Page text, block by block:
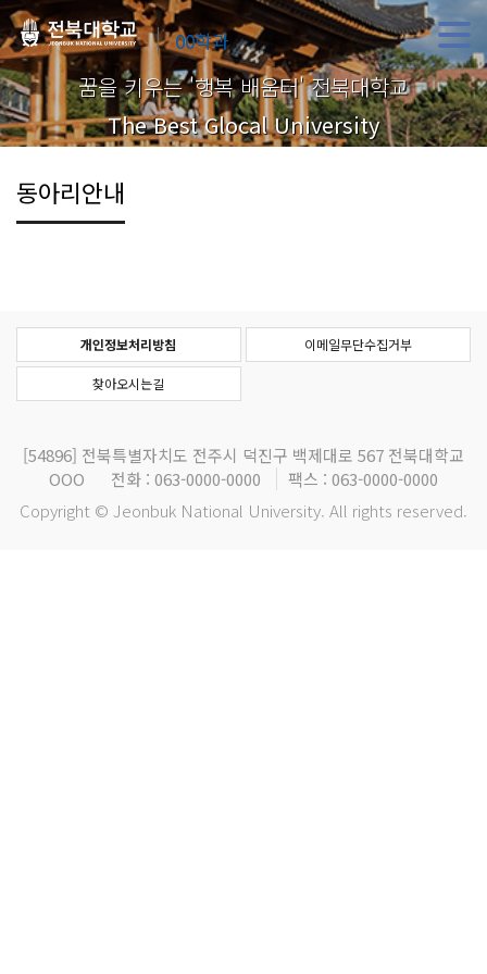
00학과
꿈을 키우는 '행복 배움터' 전북대학교
The Best Glocal University
동아리안내
개인정보처리방침 이메일무단수집거부
찾아오시는길
[54896] 전북특별자치도 전주시 덕진구 백제대로 567 전북대학교
OOO
전화 : 063-0000-0000
팩스 : 063-0000-0000
Copyright © Jeonbuk National University. All rights reserved.